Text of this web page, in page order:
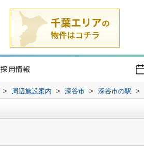
採用情報
> 周辺施設案内 > 深谷市 > 深谷市の駅 >